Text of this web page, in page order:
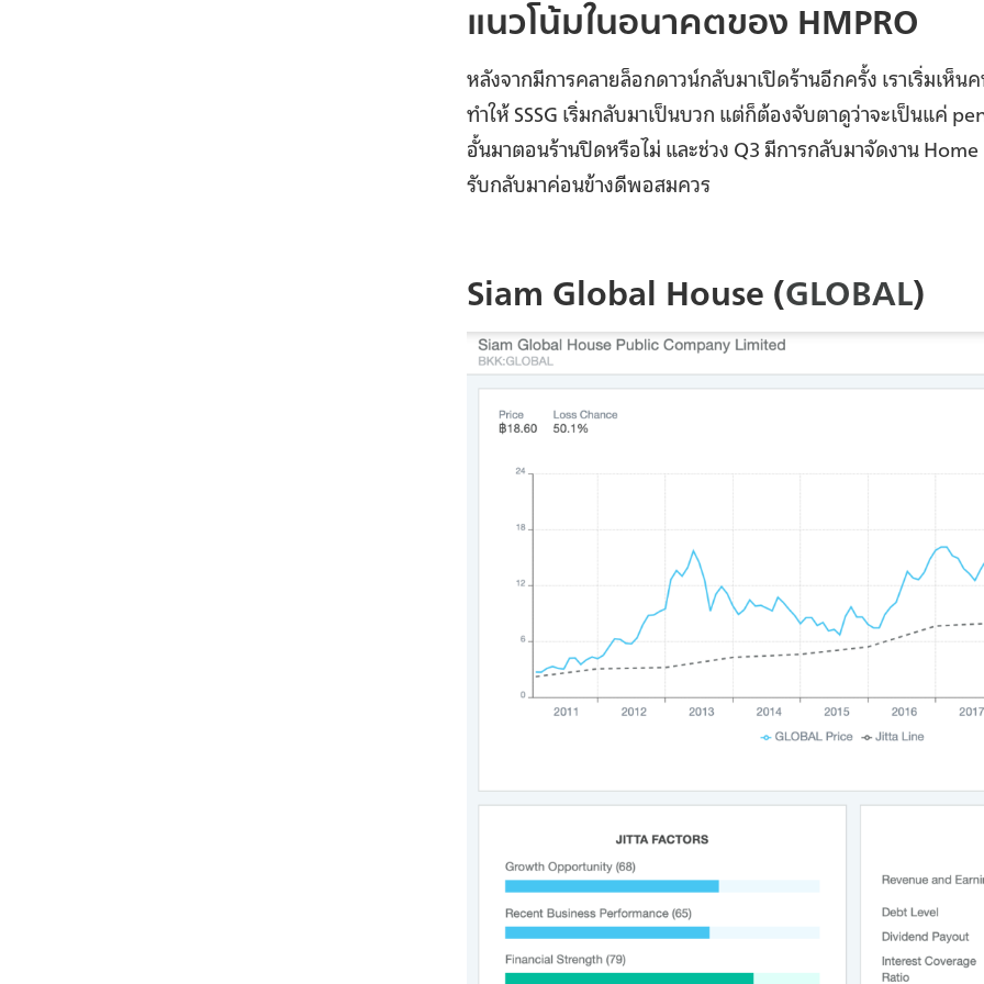
แนวโน้มในอนาคตของ HMPRO
หลังจากมีการคลายล็อกดาวน์กลับมาเปิดร้านอีกครั้ง เราเริ่มเห็น
ทำให้ SSSG เริ่มกลับมาเป็นบวก แต่ก็ต้องจับตาดูว่าจะเป็นแค่
อั้นมาตอนร้านปิดหรือไม่ และช่วง Q3 มีการกลับมาจัดงาน
รับกลับมาค่อนข้างดีพอสมควร
Siam Global House (GLOBAL)